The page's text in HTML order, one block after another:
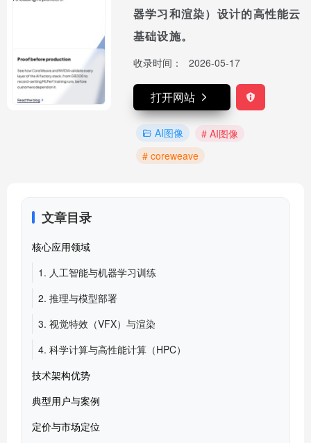
器学习和渲染）设计的高性能云
基础设施。
收录时间： 2026-05-17
打开网站
AI图像
# AI图像
# coreweave
文章目录
核心应用领域
1. 人工智能与机器学习训练
2. 推理与模型部署
3. 视觉特效（VFX）与渲染
4. 科学计算与高性能计算（HPC）
技术架构优势
典型用户与案例
定价与市场定位